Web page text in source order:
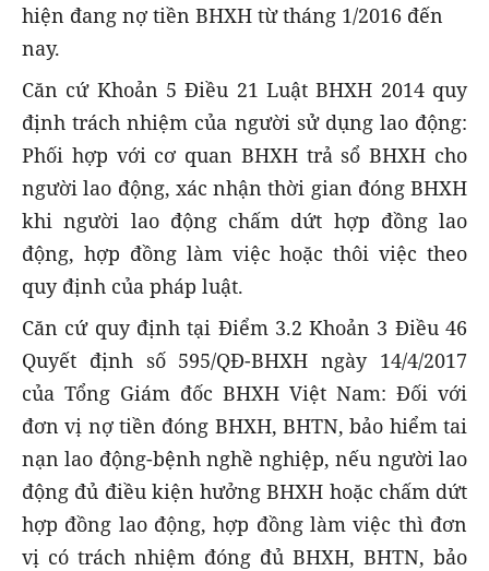
hiện đang nợ tiền BHXH từ tháng 1/2016 đến
nay.
Căn cứ Khoản 5 Điều 21 Luật BHXH 2014 quy
định trách nhiệm của người sử dụng lao động:
Phối hợp với cơ quan BHXH trả sổ BHXH cho
người lao động, xác nhận thời gian đóng BHXH
khi người lao động chấm dứt hợp đồng lao
động, hợp đồng làm việc hoặc thôi việc theo
quy định của pháp luật.
Căn cứ quy định tại Điểm 3.2 Khoản 3 Điều 46
Quyết định số 595/QĐ-BHXH ngày 14/4/2017
của Tổng Giám đốc BHXH Việt Nam: Đối với
đơn vị nợ tiền đóng BHXH, BHTN, bảo hiểm tai
nạn lao động-bệnh nghề nghiệp, nếu người lao
động đủ điều kiện hưởng BHXH hoặc chấm dứt
hợp đồng lao động, hợp đồng làm việc thì đơn
vị có trách nhiệm đóng đủ BHXH, BHTN, bảo